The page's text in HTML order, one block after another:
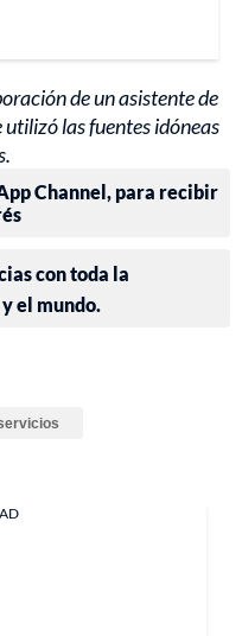
de un asistente de
las fuentes idóneas
Channel, para recibir
con toda la
el mundo.